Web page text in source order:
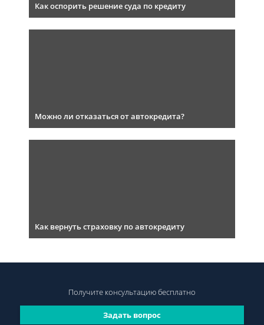
Как оспорить решение суда по кредиту
Можно ли отказаться от автокредита?
Как вернуть страховку по автокредиту
Задать вопрос
Получите консультациюбесплатно